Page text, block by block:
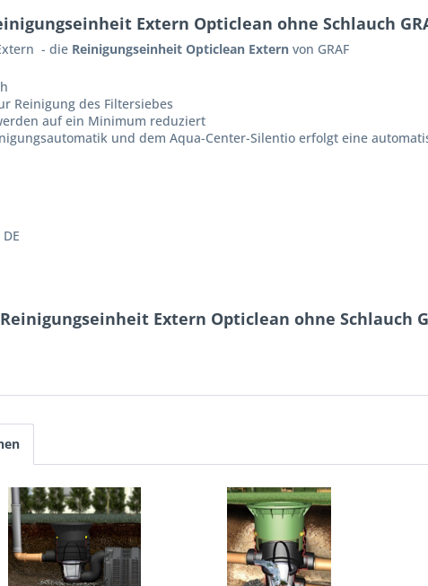
Extern Opticlean ohne Schlauch
- die Reinigungseinheit Opticlean Extern von GRAF
Reinigung des Filtersiebes
auf ein Minimum reduziert
und dem Aqua-Center-Silentio erfolgt eine
Extern Opticlean ohne Schlauch